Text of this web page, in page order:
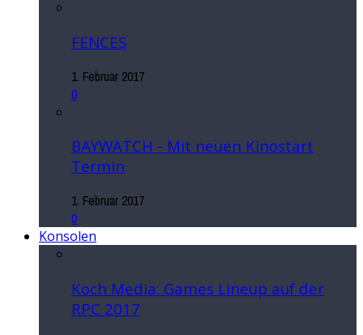
FENCES
1. Februar 2017
0
BAYWATCH - Mit neuen Kinostart
Termin
1. Februar 2017
0
Konsolen
Koch Media: Games Lineup auf der
RPC 2017